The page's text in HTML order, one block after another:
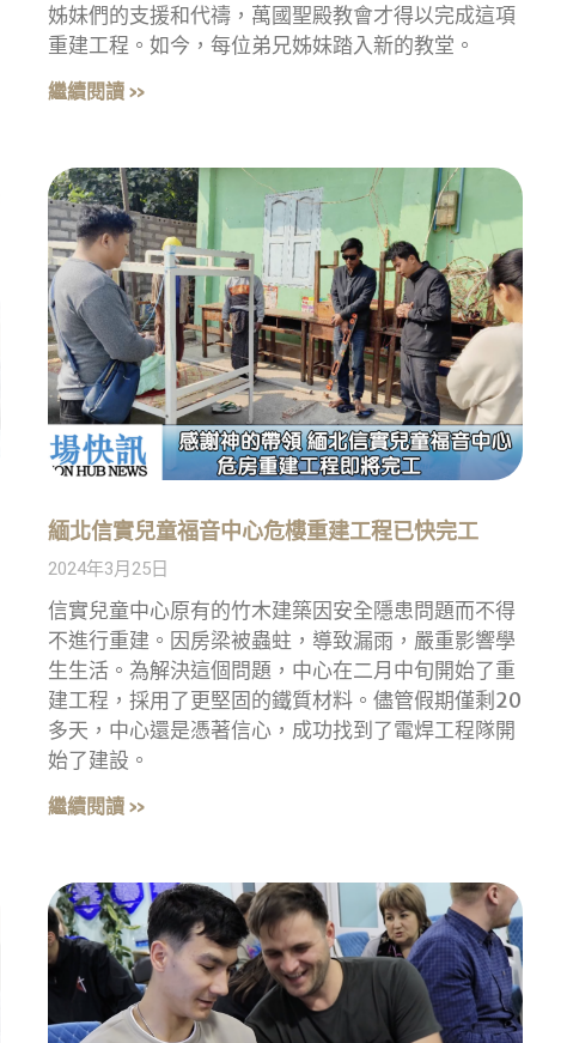
姊妹們的支援和代禱，萬國聖殿教會才得以完成這項
重建工程。如今，每位弟兄姊妹踏入新的教堂。
繼續閱讀 »
緬北信實兒童福音中心危樓重建工程已快完工
2024年3月25日
信實兒童中心原有的竹木建築因安全隱患問題而不得
不進行重建。因房梁被蟲蛀，導致漏雨，嚴重影響學
生生活。為解決這個問題，中心在二月中旬開始了重
建工程，採用了更堅固的鐵質材料。儘管假期僅剩20
多天，中心還是憑著信心，成功找到了電焊工程隊開
始了建設。
繼續閱讀 »